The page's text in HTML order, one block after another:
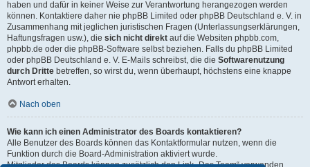
haben und dafür in keiner Weise zur Verantwortung herangezogen werden
können. Kontaktiere daher nie phpBB Limited oder phpBB Deutschland e. V. in
Zusammenhang mit jeglichen juristischen Fragen (Unterlassungserklärungen,
Haftungsfragen usw.), die sich nicht direkt auf die Websiten phpbb.com,
phpbb.de oder die phpBB-Software selbst beziehen. Falls du phpBB Limited
oder phpBB Deutschland e. V. E-Mails schreibst, die die Softwarenutzung
durch Dritte betreffen, so wirst du, wenn überhaupt, höchstens eine knappe
Antwort erhalten.
Nach oben
Wie kann ich einen Administrator des Boards kontaktieren?
Alle Benutzer des Boards können das Kontaktformular nutzen, wenn die
Funktion durch die Board-Administration aktiviert wurde.
Mitglieder des Boards können zusätzlich den Link „Das Team“ verwenden.